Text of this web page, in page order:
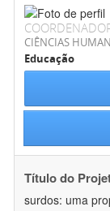
CIÊNCIAS
Educação
Título do
surdos: uma